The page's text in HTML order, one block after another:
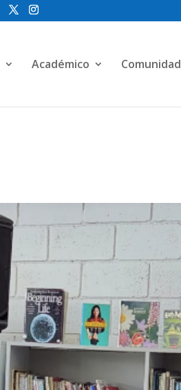
Académico Comunidad